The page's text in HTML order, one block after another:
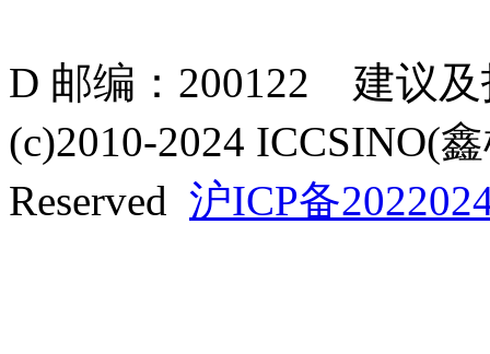
D 邮编：200122 建议
(c)2010-2024 ICCSINO(
Reserved 沪ICP备